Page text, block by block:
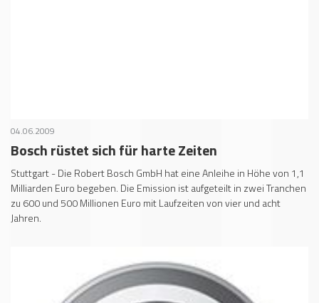
04.06.2009
Bosch rüstet sich für harte Zeiten
Stuttgart - Die Robert Bosch GmbH hat eine Anleihe in Höhe von 1,1
Milliarden Euro begeben. Die Emission ist aufgeteilt in zwei Tranchen
zu 600 und 500 Millionen Euro mit Laufzeiten von vier und acht
Jahren.